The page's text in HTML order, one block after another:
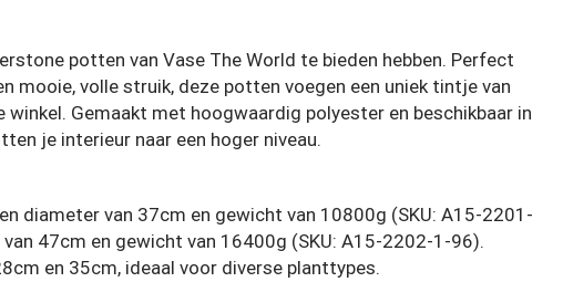
potten van Vase The World te bieden hebben. Perfect
mooie, volle struik, deze potten voegen een uniek tintje van
Gemaakt met hoogwaardig polyester en beschikbaar in
je interieur naar een hoger niveau.
diameter van 37cm en gewicht van 10800g (SKU: A15-2201-
47cm en gewicht van 16400g (SKU: A15-2202-1-96).
en 35cm, ideaal voor diverse planttypes.